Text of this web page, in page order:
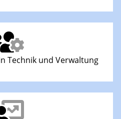
Technik und Verwaltung